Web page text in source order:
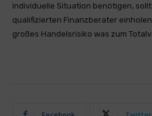
individuelle Situation benötigen,
qualifizierten Finanzberater
großes Handelsrisiko was zum